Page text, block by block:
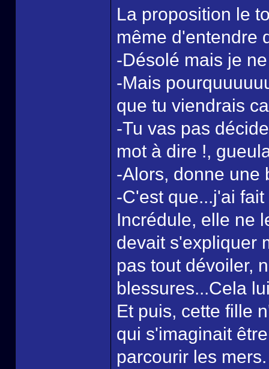
La proposition le
même d'entendre
-Désolé mais je
-Mais
que tu viendrais
-Tu vas pas
mot à dire !,
-Alors, donne une
-C'est que...j'ai
Incrédule, elle ne
devait s'expliquer
pas tout dévoiler,
blessures...Cela
Et puis, cette fille
qui s'imaginait
parcourir les